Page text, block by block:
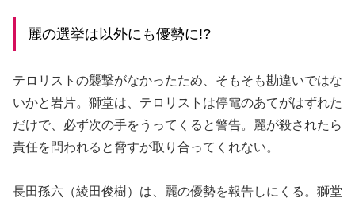
麗の選挙は以外にも優勢に!?
テロリストの襲撃がなかったため、そもそも勘違いではな
いかと岩片。獅堂は、テロリストは停電のあてがはずれた
だけで、必ず次の手をうってくると警告。麗が殺されたら
責任を問われると脅すが取り合ってくれない。
長田孫六（綾田俊樹）は、麗の優勢を報告しにくる。獅堂